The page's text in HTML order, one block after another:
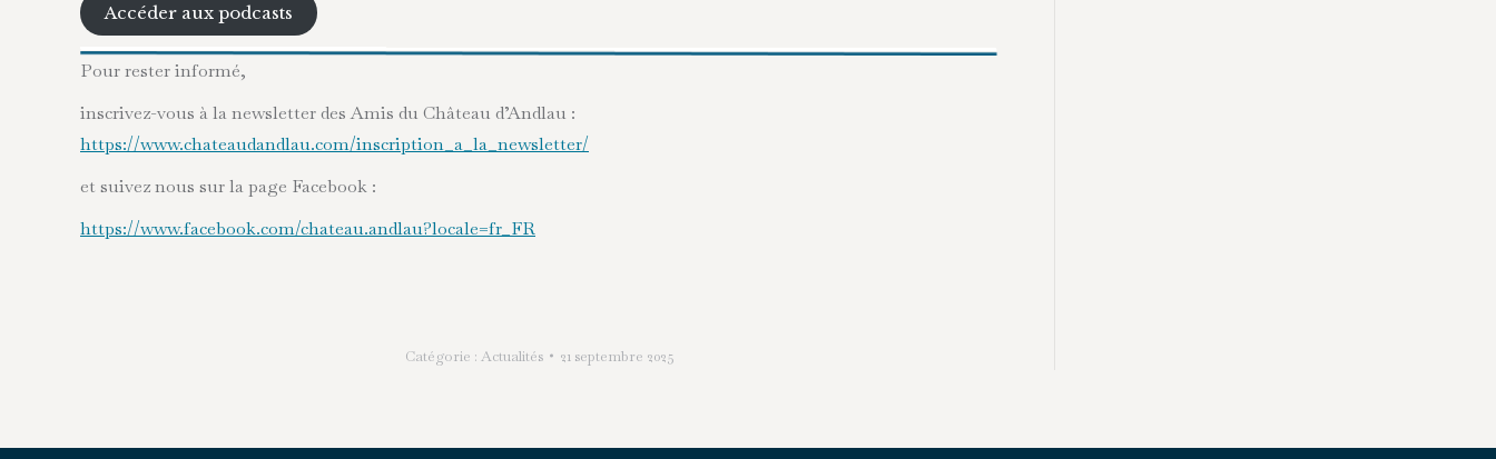
Accéder aux podcasts
Pour rester informé,
inscrivez-vous à la newsletter des Amis du Château d’Andlau :
https://www.chateaudandlau.com/inscription_a_la_newsletter/
et suivez nous sur la page Facebook :
https://www.facebook.com/chateau.andlau?locale=fr_FR
Catégorie : Actualités 21 septembre 2025